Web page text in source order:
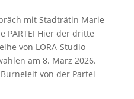
mit Stadträtin Marie
PARTEI Hier der dritte
von LORA-Studio
am 8. März 2026.
von der Partei